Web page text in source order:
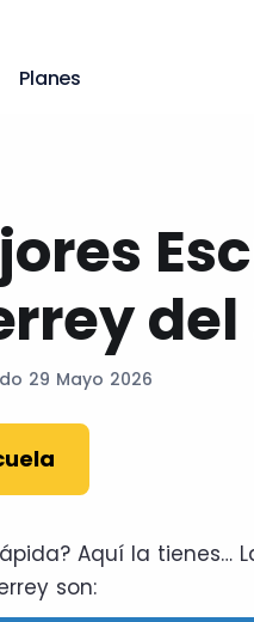
Planes
del
29 Mayo 2026
Aquí la tienes…
son: